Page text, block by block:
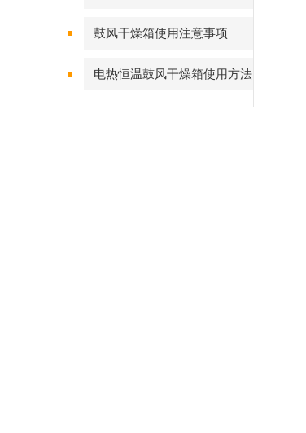
鼓风干燥箱使用注意事项
电热恒温鼓风干燥箱使用方法
及注意事项